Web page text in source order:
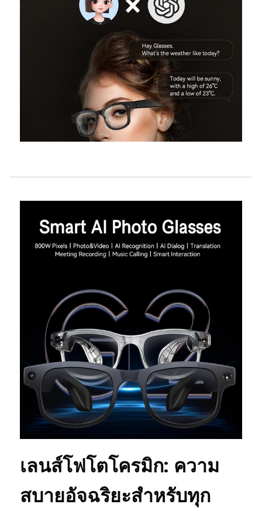
เลนส์โฟโตโครมิก: ความ
สบายอัจฉริยะสำหรับทุก